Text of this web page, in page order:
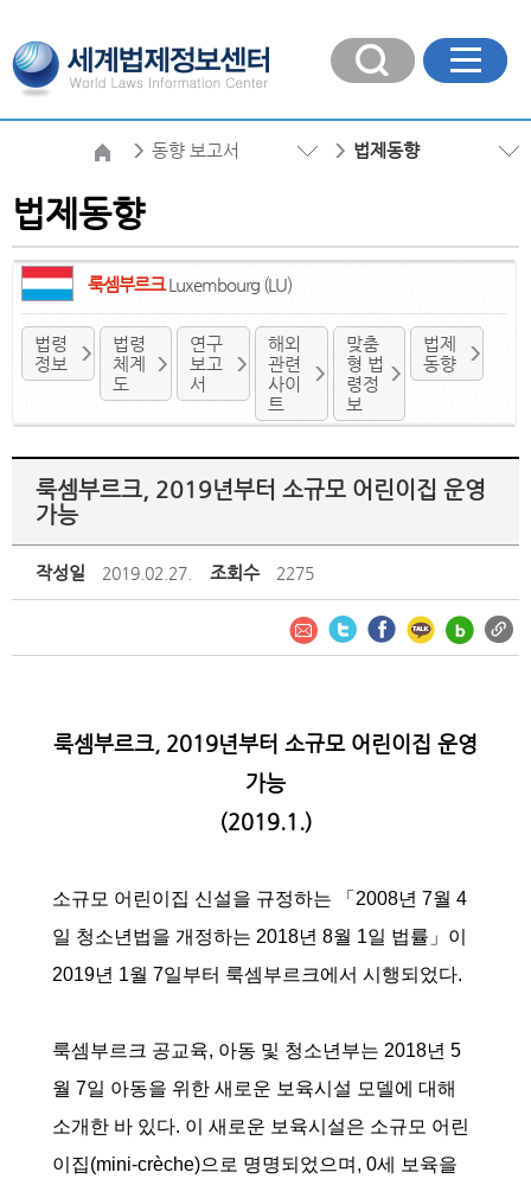
동향 보고서 법제동향
법제동향
룩셈부르크Luxembourg (LU)
법령
정보
법령
체계
도
연구
보고
서
해외
관련
사이
트
맞춤
형 법
령정
보
법제
동향
룩셈부르크, 2019년부터 소규모 어린이집 운영
가능
작성일 2019.02.27. 조회수 2275
룩셈부르크, 2019년부터 소규모 어린이집 운영
가능
(2019.1.)
소규모 어린이집 신설을 규정하는 「2008년 7월 4
일 청소년법을 개정하는 2018년 8월 1일 법률」이
2019년 1월 7일부터 룩셈부르크에서 시행되었다.
룩셈부르크 공교육, 아동 및 청소년부는 2018년 5
월 7일 아동을 위한 새로운 보육시설 모델에 대해
소개한 바 있다. 이 새로운 보육시설은 소규모 어린
이집(mini-crèche)으로 명명되었으며, 0세 보육을